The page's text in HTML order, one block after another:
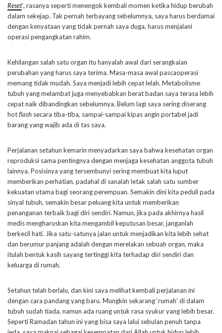
Reset‘, rasanya seperti menengok kembali momen ketika hidup berubah
dalam sekejap. Tak pernah terbayang sebelumnya, saya harus berdamai
dengan kenyataan yang tidak pernah saya duga, harus menjalani
operasi pengangkatan rahim.
Kehilangan salah satu organ itu hanyalah awal dari serangkaian
perubahan yang harus saya terima. Masa-masa awal pascaoperasi
memang tidak mudah. Saya menjadi lebih cepat lelah. Metabolisme
tubuh yang melambat juga menyebabkan berat badan saya terasa lebih
cepat naik dibandingkan sebelumnya. Belum lagi saya sering diserang
hotflash secara tiba-tiba, sampai-sampai kipas angin portabel jadi
barang yang wajib ada di tas saya.
Perjalanan setahun kemarin menyadarkan saya bahwa kesehatan organ
reproduksi sama pentingnya dengan menjaga kesehatan anggota tubuh
lainnya. Posisinya yang tersembunyi sering membuat kita luput
memberikan perhatian, padahal di sanalah letak salah satu sumber
kekuatan utama bagi seorang perempuan. Semakin dini kita peduli pada
sinyal tubuh, semakin besar peluang kita untuk memberikan
penanganan terbaik bagi diri sendiri. Namun, jika pada akhirnya hasil
medis mengharuskan kita mengambil keputusan besar, janganlah
berkecil hati. Jika satu-satunya jalan untuk menjadikan kita lebih sehat
dan berumur panjang adalah dengan merelakan sebuah organ, maka
itulah bentuk kasih sayang tertinggi kita terhadap diri sendiri dan
keluarga di rumah.
Setahun telah berlalu, dan kini saya melihat kembali perjalanan ini
dengan cara pandang yang baru. Mungkin sekarang ‘rumah’ di dalam
tubuh sudah tiada, namun ada ruang untuk rasa syukur yang lebih besar.
Seperti Ramadan tahun ini yang bisa saya lalui sebulan penuh tanpa